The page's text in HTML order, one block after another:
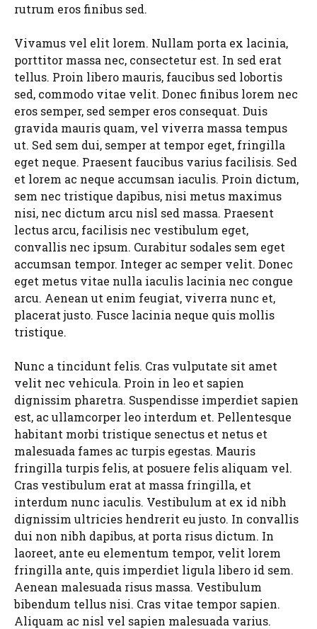
rutrum eros finibus sed.
Vivamus vel elit lorem. Nullam porta ex lacinia,
porttitor massa nec, consectetur est. In sed erat
tellus. Proin libero mauris, faucibus sed lobortis
sed, commodo vitae velit. Donec finibus lorem nec
eros semper, sed semper eros consequat. Duis
gravida mauris quam, vel viverra massa tempus
ut. Sed sem dui, semper at tempor eget, fringilla
eget neque. Praesent faucibus varius facilisis. Sed
et lorem ac neque accumsan iaculis. Proin dictum,
sem nec tristique dapibus, nisi metus maximus
nisi, nec dictum arcu nisl sed massa. Praesent
lectus arcu, facilisis nec vestibulum eget,
convallis nec ipsum. Curabitur sodales sem eget
accumsan tempor. Integer ac semper velit. Donec
eget metus vitae nulla iaculis lacinia nec congue
arcu. Aenean ut enim feugiat, viverra nunc et,
placerat justo. Fusce lacinia neque quis mollis
tristique.
Nunc a tincidunt felis. Cras vulputate sit amet
velit nec vehicula. Proin in leo et sapien
dignissim pharetra. Suspendisse imperdiet sapien
est, ac ullamcorper leo interdum et. Pellentesque
habitant morbi tristique senectus et netus et
malesuada fames ac turpis egestas. Mauris
fringilla turpis felis, at posuere felis aliquam vel.
Cras vestibulum erat at massa fringilla, et
interdum nunc iaculis. Vestibulum at ex id nibh
dignissim ultricies hendrerit eu justo. In convallis
dui non nibh dapibus, at porta risus dictum. In
laoreet, ante eu elementum tempor, velit lorem
fringilla ante, quis imperdiet ligula libero id sem.
Aenean malesuada risus massa. Vestibulum
bibendum tellus nisi. Cras vitae tempor sapien.
Aliquam ac nisl vel sapien malesuada varius.